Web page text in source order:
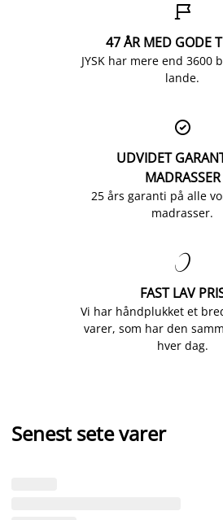

47 ÅR MED GODE
JYSK har mere end 3600
lande.

UDVIDET
MADRASSER
25 års garanti på alle
madrasser.

FAST LAV
Vi har håndplukket et
varer, som har den
hver dag.
Senest sete varer